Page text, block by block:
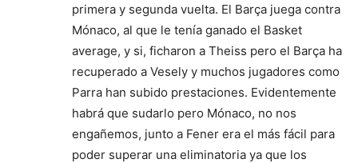
primera y segunda vuelta. El Barça juega contra
Mónaco, al que le tenía ganado el Basket
average, y si, ficharon a Theiss pero el Barça ha
recuperado a Vesely y muchos jugadores como
Parra han subido prestaciones. Evidentemente
habrá que sudarlo pero Mónaco, no nos
engañemos, junto a Fener era el más fácil para
poder superar una eliminatoria ya que los